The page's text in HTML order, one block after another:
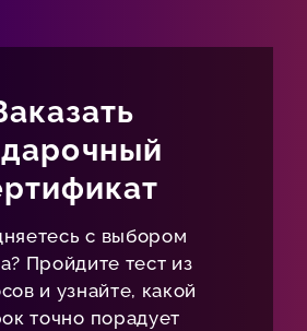
с выбором
Пройдите тест из
и узнайте, какой
точно порадует